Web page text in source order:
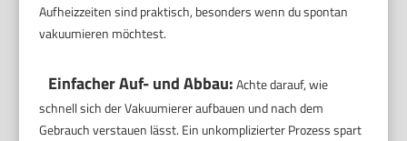
Aufheizzeiten sind praktisch, besonders wenn du spontan
vakuumieren möchtest.
Einfacher Auf- und Abbau:Achte darauf, wie
schnell sich der Vakuumierer aufbauen und nach dem
Gebrauch verstauen lässt. Ein unkomplizierter Prozess spart